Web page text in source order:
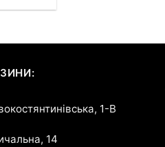
1-В
14